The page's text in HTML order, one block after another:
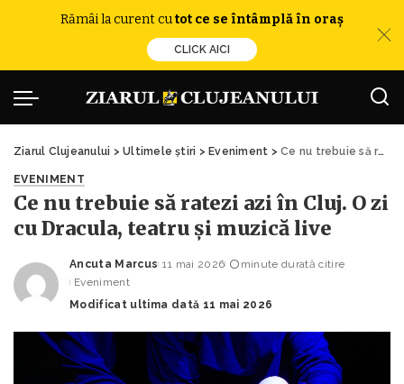
Rămâi la curent cutot ce se întâmplă în oraș
CLICK AICI
Ziarul Clujeanului >Ultimele știri > Eveniment >Ce nu trebuie să ratezi azi în Cluj. O zi cu Dracula, teatru și muzică live
EVENIMENT
Ce nu trebuie să ratezi azi în Cluj. O zi
cu Dracula, teatru și muzică live
Posted
by
Ancuta Marcus 11 mai 2026
minute durată citire
Eveniment
Modificat ultima dată 11 mai 2026